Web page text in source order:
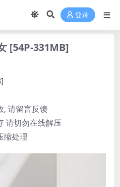
登录
[54P-331MB]
, 请留言反馈
请切勿在线解压
缩处理